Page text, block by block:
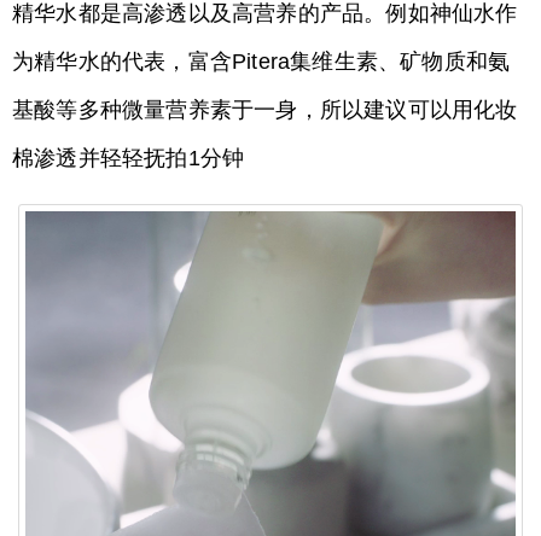
精华水都是高渗透以及高营养的产品。例如神仙水作
为精华水的代表，富含Pitera集维生素、矿物质和氨
基酸等多种微量营养素于一身，所以建议可以用化妆
棉渗透并轻轻抚拍1分钟